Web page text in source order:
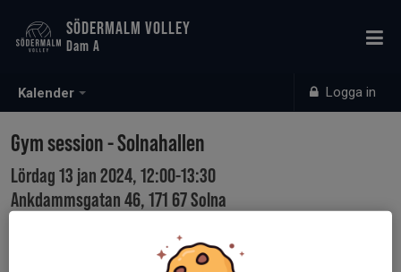
Kalender Logga in
SÖDERMALM VOLLEY
Dam A
Gym session - Solnahallen
Lördag 13 jan 2024, 12:00-13:30
Ankdammsgatan 46, 171 67 Solna